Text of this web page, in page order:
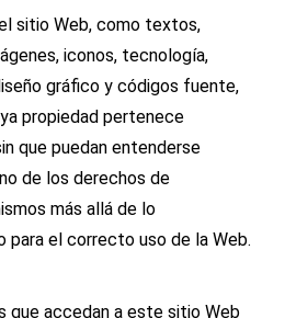
sitio Web, como textos,
iconos, tecnología,
gráfico y códigos fuente,
propiedad pertenece
que puedan entenderse
de los derechos de
más allá de lo
el correcto uso de la Web.
que accedan a este sitio Web